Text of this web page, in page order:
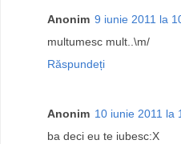
Anonim 9 iunie 2011 la
multumesc mult..\m/
Răspundeți
Anonim 10 iunie 2011 la
ba deci eu te iubesc:X